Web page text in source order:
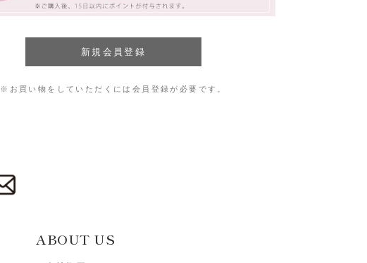
※お買い物をしていただくには会員登録が必要です。
ABOUT US